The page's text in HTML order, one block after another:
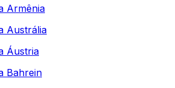
Armênia
Austrália
Áustria
Bahrein